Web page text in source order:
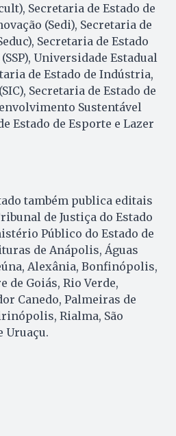
Secretaria de Estado de
(Sedi), Secretaria de
Secretaria de Estado
Universidade Estadual
de Estado de Indústria,
Secretaria de Estado de
Sustentável
Estado de Esporte e Lazer
também publica editais
de Justiça do Estado
Público do Estado de
de Anápolis, Águas
Alexânia, Bonfinópolis,
de Goiás, Rio Verde,
Canedo, Palmeiras de
Rialma, São
Uruaçu.